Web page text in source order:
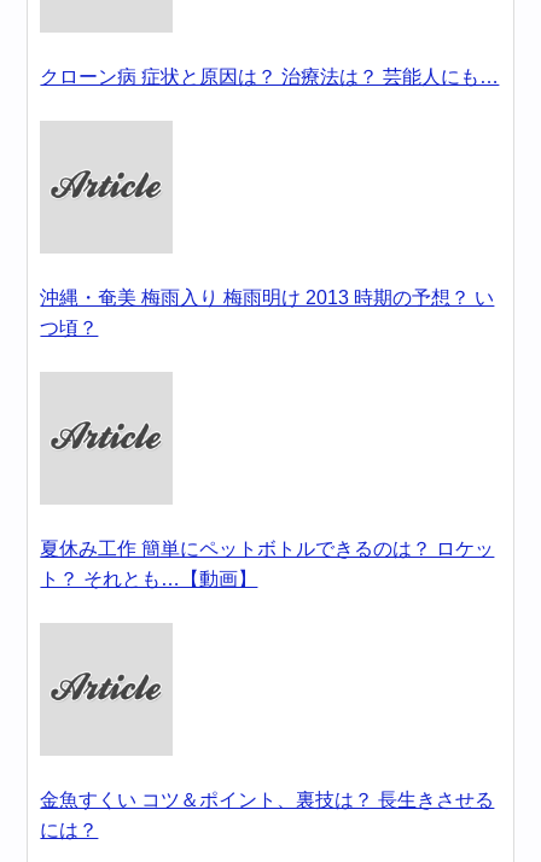
クローン病 症状と原因は？ 治療法は？ 芸能人にも…
沖縄・奄美 梅雨入り 梅雨明け 2013 時期の予想？ い
つ頃？
夏休み工作 簡単にペットボトルできるのは？ ロケッ
ト？ それとも…【動画】
金魚すくい コツ＆ポイント、裏技は？ 長生きさせる
には？